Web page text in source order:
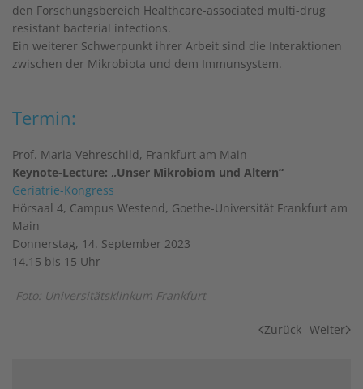
den Forschungsbereich Healthcare-associated multi-drug
resistant bacterial infections.
Ein weiterer Schwerpunkt ihrer Arbeit sind die Interaktionen
zwischen der Mikrobiota und dem Immunsystem.
Termin:
Prof. Maria Vehreschild, Frankfurt am Main
Keynote-Lecture: „Unser Mikrobiom und Altern“
Geriatrie-Kongress
Hörsaal 4, Campus Westend, Goethe-Universität Frankfurt am
Main
Donnerstag, 14. September 2023
14.15 bis 15 Uhr
Foto: Universitätsklinkum Frankfurt
Zurück Weiter